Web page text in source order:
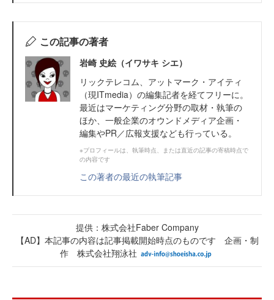
この記事の著者
岩崎 史絵（イワサキ シエ）
リックテレコム、アットマーク・アイティ
（現ITmedia）の編集記者を経てフリーに。
最近はマーケティング分野の取材・執筆の
ほか、一般企業のオウンドメディア企画・
編集やPR／広報支援なども行っている。
※プロフィールは、執筆時点、または直近の記事の寄稿時点で
の内容です
この著者の最近の執筆記事
提供：株式会社Faber Company
【AD】本記事の内容は記事掲載開始時点のものです 企画・制
作 株式会社翔泳社